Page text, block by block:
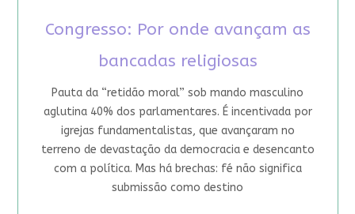
Congresso: Por onde avançam as
bancadas religiosas
Pauta da “retidão moral” sob mando masculino
aglutina 40% dos parlamentares. É incentivada por
igrejas fundamentalistas, que avançaram no
terreno de devastação da democracia e desencanto
com a política. Mas há brechas: fé não significa
submissão como destino